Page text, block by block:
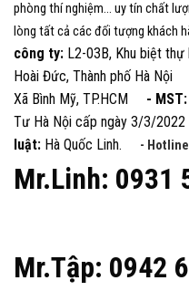
phòng thí nghiệm... uy tín chất
lòng tất cả các đối tượng khách
công ty: L2-03B, Khu biệt thự
Hoài Đức, Thành phố Hà Nội
Xã Bình Mỹ, TP.HCM - MST:
Tư Hà Nội cấp ngày 3/3/
luật: Hà Quốc Linh. -
Mr.Linh: 0931
Mr.Tập: 0942